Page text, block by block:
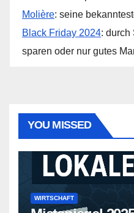
Molière: seine
Black Friday 2024: durch
sparen oder nur gutes
YOU MISSED
WIRTSCHAFT